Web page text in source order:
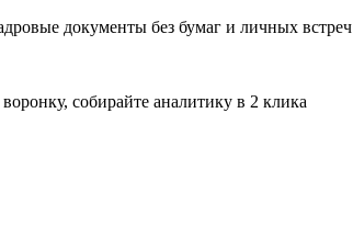
документы без бумаг и личных встреч
собирайте аналитику в 2 клика